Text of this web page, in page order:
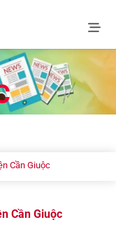
Cần Giuộc
Cần Giuộc